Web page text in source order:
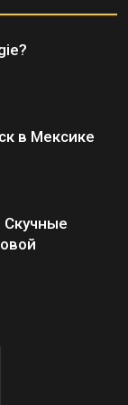
в Мексике
Скучные